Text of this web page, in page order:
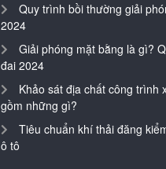
Quy trình bồi thường giải
2024
Giải phóng mặt bằng là gì?
đai 2024
Khảo sát địa chất công trình
gồm những gì?
Tiêu chuẩn khí thải đăng
ô tô